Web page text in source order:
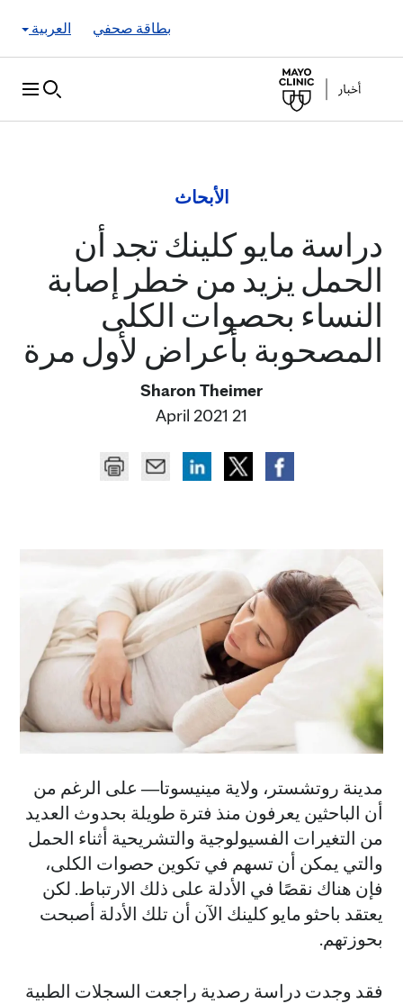
العربية
بطاقة صحفي
الأبحاث
دراسة مايو كلينك تجد أن
الحمل يزيد من خطر إصابة
النساء بحصوات الكلى
المصحوبة بأعراض لأول مرة
Sharon Theimer
21 April 2021
مدينة روتشستر، ولاية مينيسوتا―على الرغم من
أن الباحثين يعرفون منذ فترة طويلة بحدوث العديد
من التغيرات الفسيولوجية والتشريحية أثناء الحمل
والتي يمكن أن تسهم في تكوين حصوات الكلى،
فإن هناك نقصًا في الأدلة على ذلك الارتباط. لكن
يعتقد باحثو مايو كلينك الآن أن تلك الأدلة أصبحت
بحوزتهم.
فقد وجدت دراسة رصدية راجعت السجلات الطبية